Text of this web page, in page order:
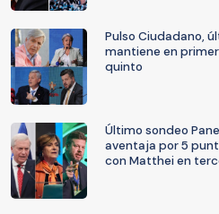
Pulso Ciudadano,
mantiene en
quinto
Último sondeo
aventaja por 5
con Matthei en